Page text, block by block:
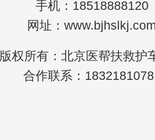
手机：18518888120
网址：
版权所有：北京医帮扶救护
合作联系：